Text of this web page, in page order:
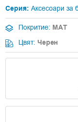
Серия: Аксесоари
Покритие: МАТ
Цвят: Черен